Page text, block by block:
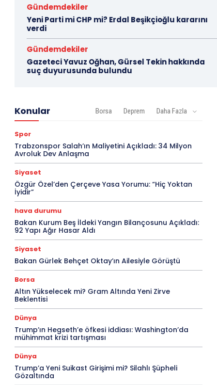
Gündemdekiler
Yeni Parti mi CHP mi? Erdal Beşikçioğlu kararını
verdi
Gündemdekiler
Gazeteci Yavuz Oğhan, Gürsel Tekin hakkında
suç duyurusunda bulundu
Konular Borsa Deprem Daha Fazla
Spor
Trabzonspor Salah’ın Maliyetini Açıkladı: 34 Milyon
Avroluk Dev Anlaşma
Siyaset
Özgür Özel’den Çerçeve Yasa Yorumu: “Hiç Yoktan
İyidir”
hava durumu
Bakan Kurum Beş İldeki Yangın Bilançosunu Açıkladı:
92 Yapı Ağır Hasar Aldı
Siyaset
Bakan Gürlek Behçet Oktay’ın Ailesiyle Görüştü
Borsa
Altın Yükselecek mi? Gram Altında Yeni Zirve
Beklentisi
Dünya
Trump’ın Hegseth’e öfkesi iddiası: Washington’da
mühimmat krizi tartışması
Dünya
Trump’a Yeni Suikast Girişimi mi? Silahlı Şüpheli
Gözaltında